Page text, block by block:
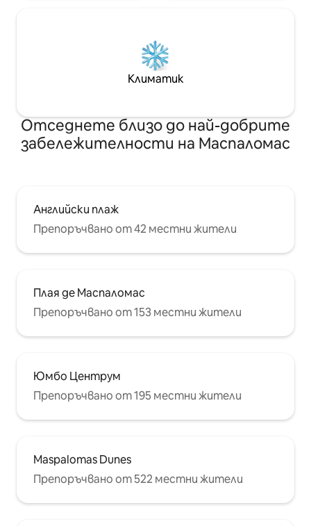
Климатик
Отседнете близо до най-добрите
забележителности на Маспаломас
Английски плаж
Препоръчвано от 42 местни жители
Плая де Маспаломас
Препоръчвано от 153 местни жители
Юмбо Центрум
Препоръчвано от 195 местни жители
Maspalomas Dunes
Препоръчвано от 522 местни жители